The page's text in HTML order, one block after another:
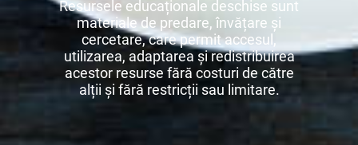
Resursele educaționale deschise sunt
materiale de predare, învățare și
cercetare, care permit accesul,
utilizarea, adaptarea și redistribuirea
acestor resurse fără costuri de către
alții și fără restricții sau limitare.